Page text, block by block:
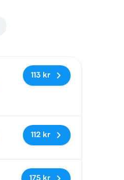
113 kr
112 kr
Inga taggar
175 kr